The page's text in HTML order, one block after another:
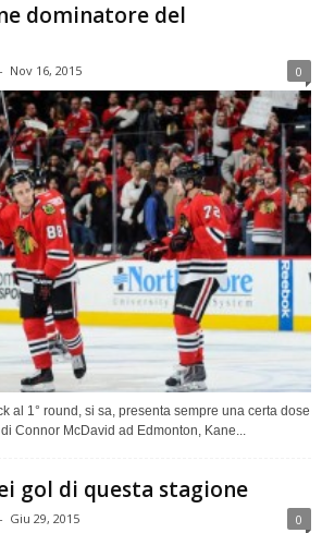
dominatore del
- Nov 16, 2015 0
al 1° round, si sa, presenta sempre una certa dose
Connor McDavid ad Edmonton, Kane...
gol di questa stagione
- Giu 29, 2015 0